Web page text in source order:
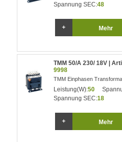
Spannung SEC:48
Mehr
TMM 50/A 230/ 18V |
9998
TMM Einphasen
Leistung(W):50
Spannung SEC:18
Mehr